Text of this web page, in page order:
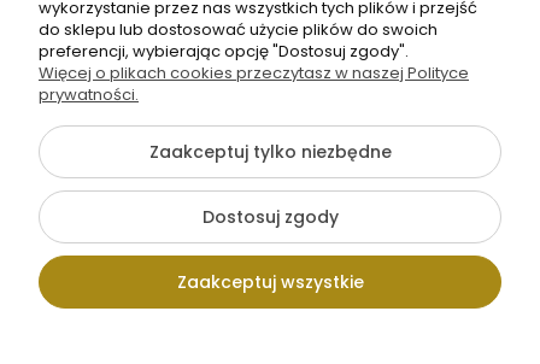
+48 605 141 363
{literal}
Pokaż pełną wersję strony
Sklep internetowy Shoper.pl
wykorzystanie przez nas wszystkich tych plików i przejść
do sklepu lub dostosować użycie plików do swoich
preferencji, wybierając opcję "Dostosuj zgody".
Więcej o plikach cookies przeczytasz w naszej Polityce
prywatności.
Zaakceptuj tylko niezbędne
Dostosuj zgody
Zaakceptuj wszystkie